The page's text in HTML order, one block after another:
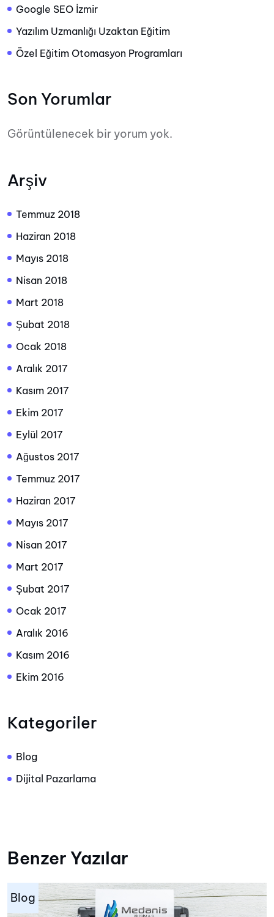
Google SEO İzmir
Yazılım Uzmanlığı Uzaktan Eğitim
Özel Eğitim Otomasyon Programları
Son Yorumlar
Görüntülenecek bir yorum yok.
Arşiv
Temmuz 2018
Haziran 2018
Mayıs 2018
Nisan 2018
Mart 2018
Şubat 2018
Ocak 2018
Aralık 2017
Kasım 2017
Ekim 2017
Eylül 2017
Ağustos 2017
Temmuz 2017
Haziran 2017
Mayıs 2017
Nisan 2017
Mart 2017
Şubat 2017
Ocak 2017
Aralık 2016
Kasım 2016
Ekim 2016
Kategoriler
Blog
Dijital Pazarlama
Benzer Yazılar
Blog